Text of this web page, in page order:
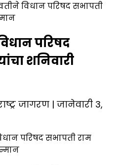
विधान परिषद सभापती
परिषद
शनिवारी
जागरण | जानेवारी 3,